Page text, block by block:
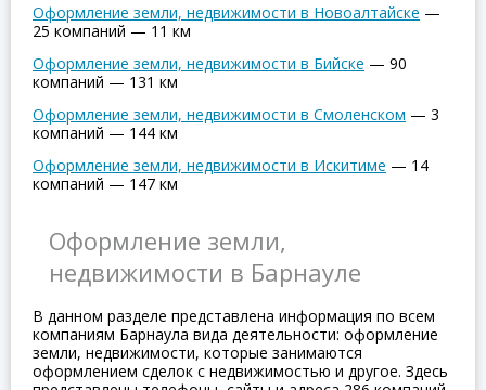
Оформление земли, недвижимости в Новоалтайске —
25 компаний — 11 км
Оформление земли, недвижимости в Бийске — 90
компаний — 131 км
Оформление земли, недвижимости в Смоленском — 3
компаний — 144 км
Оформление земли, недвижимости в Искитиме — 14
компаний — 147 км
Оформление земли,
недвижимости в Барнауле
В данном разделе представлена информация по всем
компаниям Барнаула вида деятельности: оформление
земли, недвижимости, которые занимаются
оформлением сделок с недвижимостью и другое. Здесь